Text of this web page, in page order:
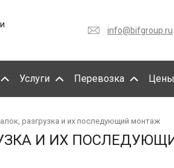
info@bifgroup.ru
Услуги Перевозка Цены
разгрузка и их последующий монтаж
И ИХ